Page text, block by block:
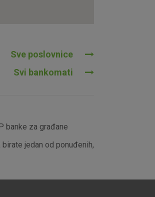
Sve poslovnice
Svi bankomati
banke za građane
jedan od ponuđenih,